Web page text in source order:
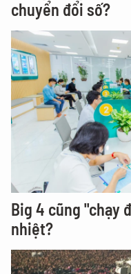
chuyển đổi số?
Big 4 cũng "chạy
nhiệt?